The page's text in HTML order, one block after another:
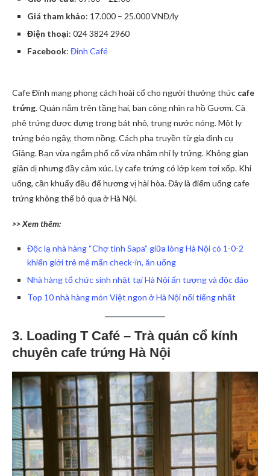
Giá tham khảo: 17.000 – 25.000 VNĐ/ly
Điện thoại: 024 3824 2960
Facebook: Đinh Café
Cafe Đinh mang phong cách hoài cổ cho người thưởng thức cafe
trứng. Quán nằm trên tầng hai, ban công nhìn ra hồ Gươm. Cà
phê trứng được đựng trong bát nhỏ, trụng nước nóng. Một ly
trứng béo ngậy, thơm nồng. Cách pha truyền từ gia đình cụ
Giảng. Bạn vừa ngắm phố cổ vừa nhâm nhi ly trứng. Không gian
giản dị nhưng đầy cảm xúc. Ly cafe trứng có lớp kem tơi xốp. Khi
uống, cần khuấy đều để hương vị hài hòa. Đây là điểm uống cafe
trứng không thể bỏ qua ở Hà Nội.
>> Xem thêm:
Độc lạ nhà hàng “Chợ tình Sapa” giữa lòng Hà Nội có 1-0-2
khiến giới trẻ mê mẩn check-in, ăn uống
Nhà hàng tổ chức sinh nhật tại Hà Nội ấn tượng và độc đáo
Top 10 nhà hàng món Việt ngon ở Hà Nội nổi tiếng nhất
3. Loading T Café – Trà quán cổ kính
chuyên cafe trứng Hà Nội